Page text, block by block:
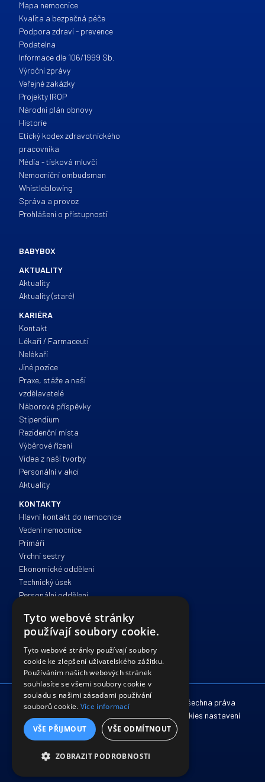
Mapa nemocnice
Kvalita a bezpečná péče
Podpora zdraví - prevence
Podatelna
Informace dle 106/1999 Sb.
Výroční zprávy
Veřejné zakázky
Projekty IROP
Národní plán obnovy
Historie
Etický kodex zdravotnického
pracovníka
Média - tisková mluvčí
Nemocniční ombudsman
Whistleblowing
Správa a provoz
Prohlášení o přístupnosti
BABYBOX
AKTUALITY
Aktuality
Aktuality (staré)
KARIÉRA
Kontakt
Lékaři / Farmaceuti
Nelékaři
Jiné pozice
Praxe, stáže a naši
vzdělavatelé
Náborové příspěvky
Stipendium
Rezidenční místa
Výběrové řízení
Videa z naší tvorby
Personální v akci
Aktuality
KONTAKTY
Hlavní kontakt do nemocnice
Vedení nemocnice
Primáři
Vrchní sestry
Ekonomické oddělení
Technický úsek
Personální oddělení
Správa a provoz
IT oddělení
Právní oddělení
© 2012 - 2026 Nemocnice Havlíčkův Brod. Všechna práva
Cookies nastavení
Vyrobila a spravuje firmaMcRAI
Tyto webové stránky
používají soubory cookie.
Tyto webové stránky používají soubory
cookie ke zlepšení uživatelského zážitku.
Používáním našich webových stránek
souhlasíte se všemi soubory cookie v
souladu s našimi zásadami používání
souborů cookie. Více informací
VŠE PŘIJMOUT VŠE ODMÍTNOUT
ZOBRAZIT PODROBNOSTI